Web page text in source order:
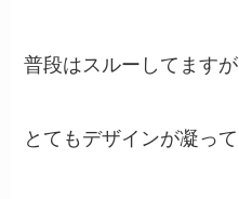
普段はスルーしてます
とてもデザインが凝っ